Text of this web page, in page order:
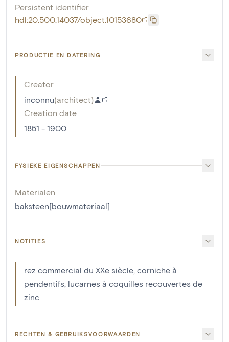
Persistent identifier
hdl:20.500.14037/object.10153680
PRODUCTIE EN DATERING
Creator
inconnu(architect)
Creation date
1851 - 1900
FYSIEKE EIGENSCHAPPEN
Materialen
baksteen[bouwmateriaal]
NOTITIES
rez commercial du XXe siècle, corniche à
pendentifs, lucarnes à coquilles recouvertes de
zinc
RECHTEN & GEBRUIKSVOORWAARDEN